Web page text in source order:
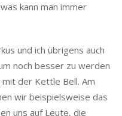
kann man immer
und ich übrigens auch
noch besser zu werden
mit der Kettle Bell. Am
wir beispielsweise das
uns auf Leute, die